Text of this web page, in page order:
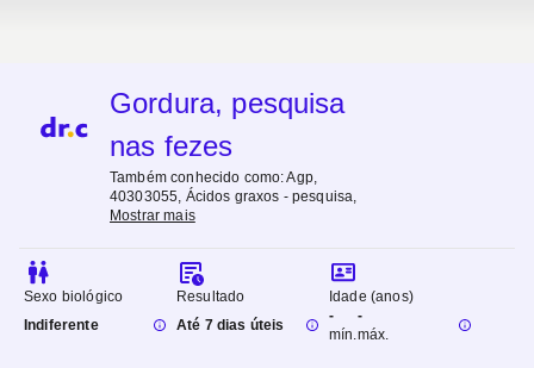
Gordura, pesquisa
nas fezes
Também conhecido como:Agp,
40303055, Ácidos graxos - pesquisa,
Mostrar mais
Sexo biológico
Indiferente
Resultado
Até 7 dias úteis
Idade (anos)
-
mín.
-
máx.